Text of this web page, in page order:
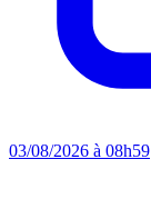
03/08/2026 à 08h59